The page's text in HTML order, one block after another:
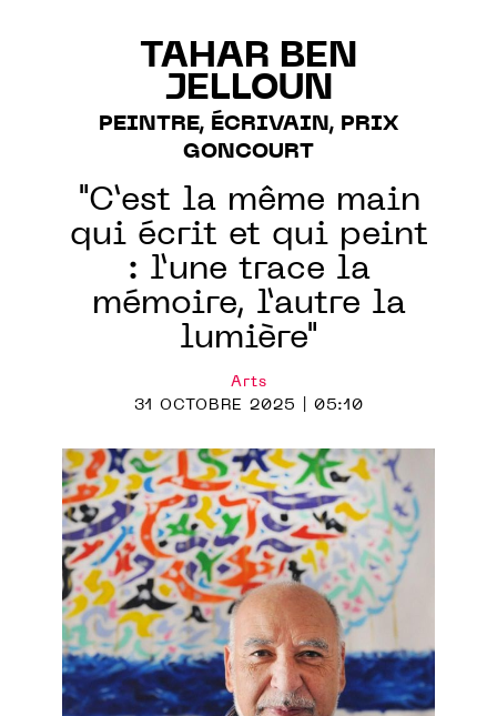
TAHAR BEN
JELLOUN
PEINTRE, ÉCRIVAIN, PRIX
GONCOURT
"C’est la même main
qui écrit et qui peint
: l’une trace la
mémoire, l’autre la
lumière"
Arts
31 OCTOBRE 2025 | 05:10